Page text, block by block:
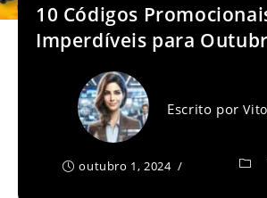
10 Códigos
Imperdíveis para
Escrito por
outubro 1, 2024